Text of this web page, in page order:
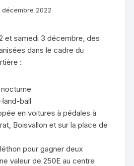
décembre 2022
et samedi 3 décembre, des
dans le cadre du
:
ball
en voitures à pédales à
Boisvallon et sur la place de
pour gagner deux
valeur de 250E au centre